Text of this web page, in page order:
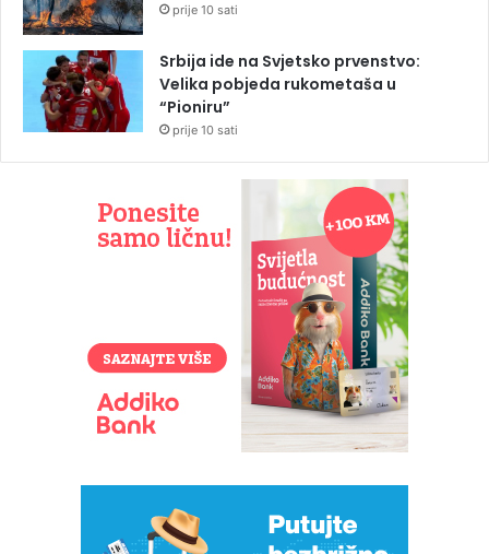
prije 10 sati
Srbija ide na Svjetsko prvenstvo:
Velika pobjeda rukometaša u
“Pioniru”
prije 10 sati